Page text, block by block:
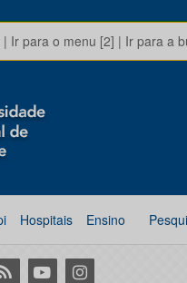
| Ir para o menu [2] | Ir para a
Hospitais Ensino
YoutubeInstagram